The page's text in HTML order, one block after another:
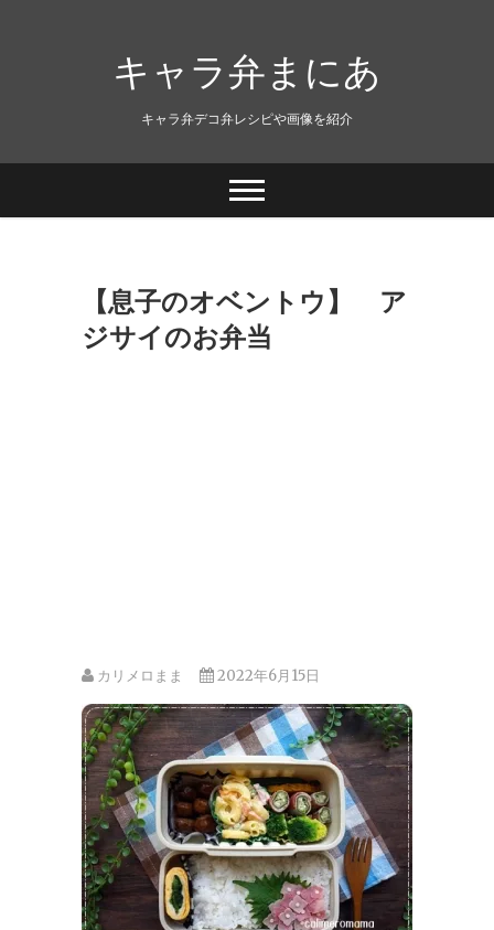
キャラ弁まにあ
キャラ弁デコ弁レシピや画像を紹介
【息子のオベントウ】 ア
ジサイのお弁当
カリメロまま 2022年6月15日